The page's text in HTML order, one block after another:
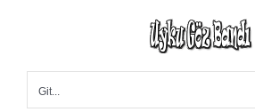
Git...